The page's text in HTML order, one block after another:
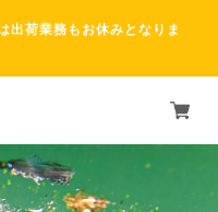
出荷業務もお休みとなりま